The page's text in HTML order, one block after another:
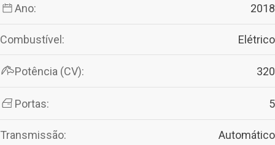
Ano: 2018
Combustível: Elétrico
Potência (CV): 320
Portas: 5
Transmissão: Automático